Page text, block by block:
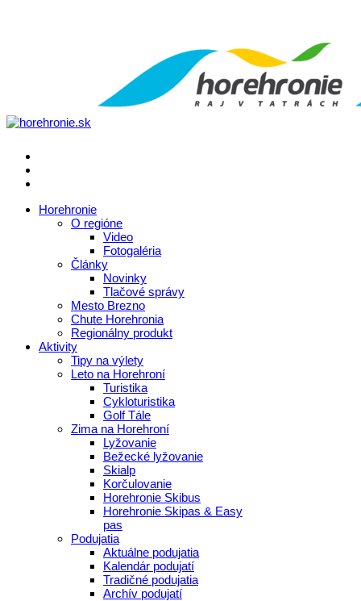
Horehronie
O regióne
Video
Fotogaléria
Články
Novinky
Tlačové správy
Mesto Brezno
Chute Horehronia
Regionálny produkt
Aktivity
Tipy na výlety
Leto na Horehroní
Turistika
Cykloturistika
Golf Tále
Zima na Horehroní
Lyžovanie
Bežecké lyžovanie
Skialp
Korčulovanie
Horehronie Skibus
Horehronie Skipas & Easy
pas
Podujatia
Aktuálne podujatia
Kalendár podujatí
Tradičné podujatia
Archív podujatí